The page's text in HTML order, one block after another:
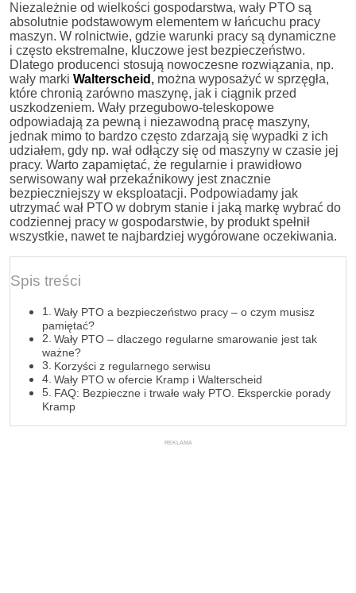
Niezależnie od wielkości gospodarstwa, wały PTO są
absolutnie podstawowym elementem w łańcuchu pracy
maszyn. W rolnictwie, gdzie warunki pracy są dynamiczne
i często ekstremalne, kluczowe jest bezpieczeństwo.
Dlatego producenci stosują nowoczesne rozwiązania, np.
wały marki Walterscheid , można wyposażyć w sprzęgła,
które chronią zarówno maszynę, jak i ciągnik przed
uszkodzeniem. Wały przegubowo-teleskopowe
odpowiadają za pewną i niezawodną pracę maszyny,
jednak mimo to bardzo często zdarzają się wypadki z ich
udziałem, gdy np. wał odłączy się od maszyny w czasie jej
pracy. Warto zapamiętać, że regularnie i prawidłowo
serwisowany wał przekaźnikowy jest znacznie
bezpieczniejszy w eksploatacji. Podpowiadamy jak
utrzymać wał PTO w dobrym stanie i jaką markę wybrać do
codziennej pracy w gospodarstwie, by produkt spełnił
wszystkie, nawet te najbardziej wygórowane oczekiwania.
Spis treści
Wały PTO a bezpieczeństwo pracy – o czym musisz
pamiętać?
Wały PTO – dlaczego regularne smarowanie jest tak
ważne?
Korzyści z regularnego serwisu
Wały PTO w ofercie Kramp i Walterscheid
FAQ: Bezpieczne i trwałe wały PTO. Eksperckie porady
Kramp
REKLAMA